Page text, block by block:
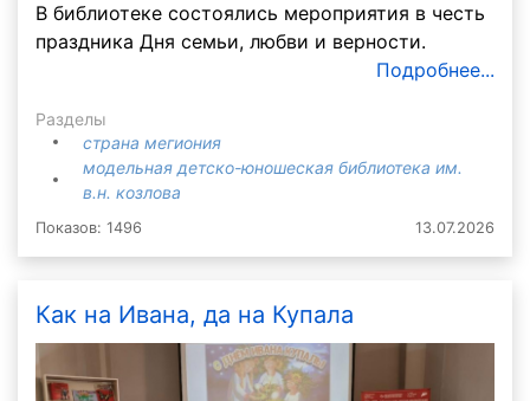
В библиотеке состоялись мероприятия в честь
праздника Дня семьи, любви и верности.
Подробнее...
Разделы
страна мегиония
модельная детско-юношеская библиотека им.
в.н. козлова
Показов: 1496 13.07.2026
Как на Ивана, да на Купала